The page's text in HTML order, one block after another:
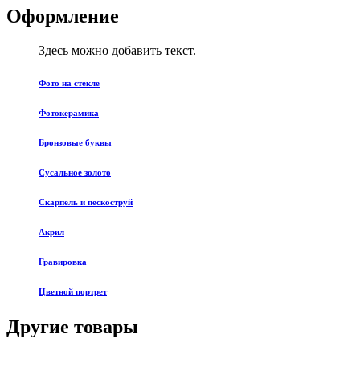
Оформление
Здесь можно добавить текст.
Фото на стекле
Фотокерамика
Бронзовые буквы
Сусальное золото
Скарпель и пескоструй
Акрил
Гравировка
Цветной портрет
Другие товары